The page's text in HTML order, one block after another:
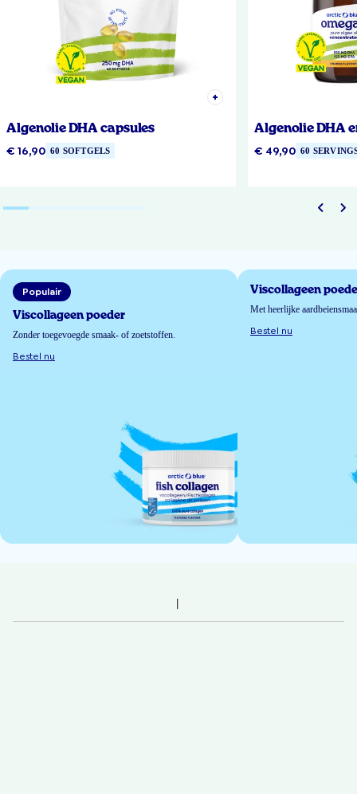
Algenolie DHA capsules
€ 16,90 60 SOFTGELS
Algenolie DHA
€ 49,90 60
Populair
Viscollageen poeder
Zonder toegevoegde smaak- of zoetstoffen.
Bestel nu
Viscollageen
Met heerlijke
Bestel nu